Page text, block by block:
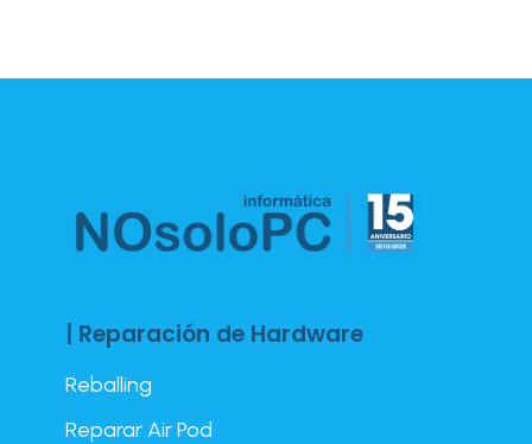
| Reparación de Hardware
Reballing
Reparar Air Pod